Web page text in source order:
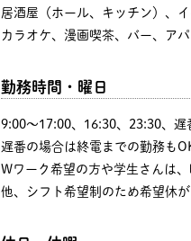
居酒屋（ホール、キッチン）、
カラオケ、漫画喫茶、バー、ア
勤務時間・曜日
9:00〜17:00、16:30、23:30、遅
遅番の場合は終電までの勤務も
Wワーク希望の方や学生さんは
他、シフト希望制のため希望休